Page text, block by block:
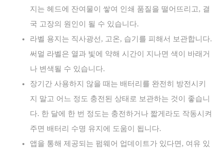
지는 헤드에 잔여물이 쌓여 인쇄 품질을 떨어뜨리고, 결
국 고장의 원인이 될 수 있습니다.
라벨 용지는 직사광선, 고온, 습기를 피해서 보관합니다.
써멀 라벨은 열과 빛에 약해 시간이 지나면 색이 바래거
나 변색될 수 있습니다.
장기간 사용하지 않을 때는 배터리를 완전히 방전시키
지 말고 어느 정도 충전된 상태로 보관하는 것이 좋습니
다. 한 달에 한 번 정도는 충전하거나 짧게라도 작동시켜
주면 배터리 수명 유지에 도움이 됩니다.
앱을 통해 제공되는 펌웨어 업데이트가 있다면, 여유 있